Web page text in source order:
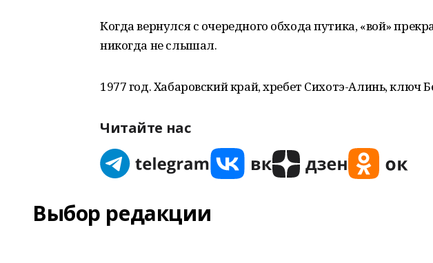
Когда вернулся с очередного обхода путика, «вой»
никогда не слышал.
1977 год. Хабаровский край, хребет Сихотэ-Алинь, ключ
Читайте нас
Выбор редакции